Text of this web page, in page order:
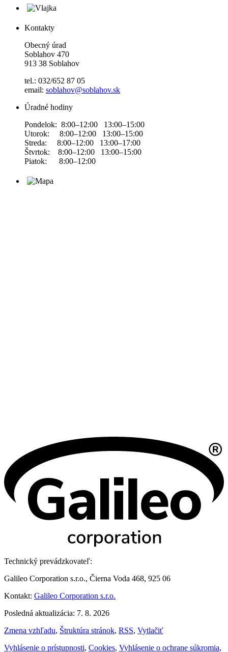
Kontakty
Obecný úrad
Soblahov 470
913 38 Soblahov
tel.: 032/652 87 05
email: soblahov@soblahov.sk
Úradné hodiny
Pondelok: 8:00–12:00 13:00–15:00
Utorok: 8:00–12:00 13:00–15:00
Streda: 8:00–12:00 13:00–17:00
Štvrtok: 8:00–12:00 13:00–15:00
Piatok: 8:00–12:00
Technický prevádzkovateľ:
Galileo Corporation s.r.o., Čierna Voda 468, 925 06
Kontakt: Galileo Corporation s.r.o.
Posledná aktualizácia: 7. 8. 2026
Zmena vzhľadu, Štruktúra stránok, RSS, Vytlačiť
Vyhlásenie o prístupnosti, Cookies, Vyhlásenie o ochrane súkromia,